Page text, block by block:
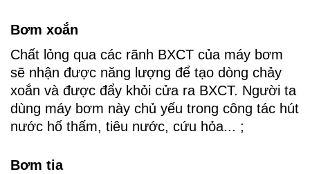
Bơm xoắn
Chất lỏng qua các rãnh BXCT của máy bơm
sẽ nhận được năng lượng để tạo dòng chảy
xoắn và được đẩy khỏi cửa ra BXCT. Người ta
dùng máy bơm này chủ yếu trong công tác hút
nước hố thấm, tiêu nước, cứu hỏa... ;
Bơm tia